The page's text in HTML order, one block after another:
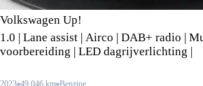
Volkswagen Up!
1.0 | Lane assist | Airco | DAB+ radio |
voorbereiding | LED dagrijverlichting |